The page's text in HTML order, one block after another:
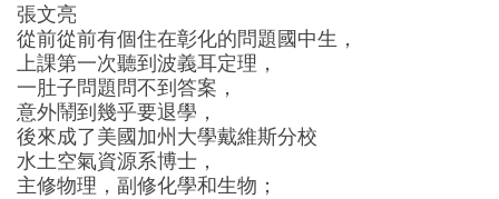
張文亮
從前從前有個住在彰化的問題國中生，
上課第一次聽到波義耳定理，
一肚子問題問不到答案，
意外鬧到幾乎要退學，
後來成了美國加州大學戴維斯分校
水土空氣資源系博士，
主修物理，副修化學和生物；